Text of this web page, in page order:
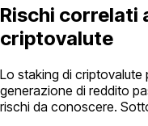
Rischi correlati
criptovalute
Lo staking di criptovalute
generazione di reddito
rischi da conoscere.